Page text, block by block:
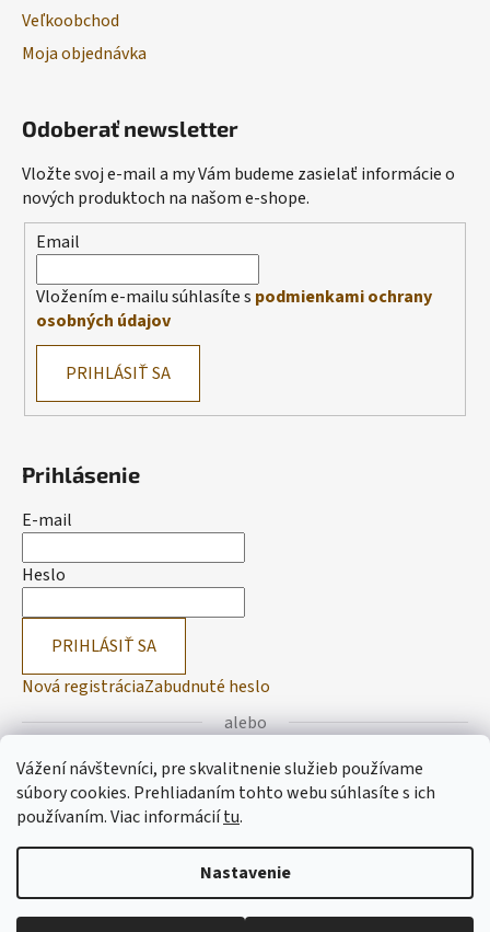
Vážení návštevníci, pre skvalitnenie služieb používame
súbory cookies. Prehliadaním tohto webu súhlasíte s ich
používaním.Viac informáciítu.
Nastavenie
Veľkoobchod
Moja objednávka
Odoberať newsletter
Vložte svoj e-mail a my Vám budeme zasielať informácie o
nových produktoch na našom e-shope.
Email
Vložením e-mailu súhlasíte s podmienkami ochrany
osobných údajov
PRIHLÁSIŤ SA
Prihlásenie
E-mail
Heslo
PRIHLÁSIŤ SA
Nová registráciaZabudnuté heslo
alebo
Prihlásiť sa cez Facebook
Prihlásiť sa cez Google
Vytvoril Shoptet